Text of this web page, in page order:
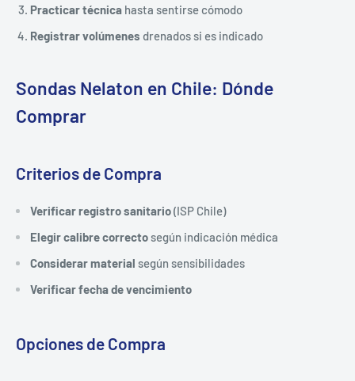
Practicar técnica hasta sentirse cómodo
Registrar volúmenes drenados si es indicado
Sondas Nelaton en Chile: Dónde
Comprar
Criterios de Compra
Verificar registro sanitario(ISP Chile)
Elegir calibre correcto según indicación médica
Considerar material según sensibilidades
Verificar fecha de vencimiento
Opciones de Compra